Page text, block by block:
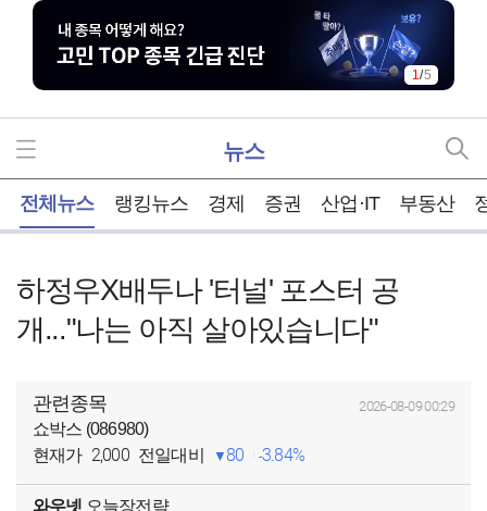
1/5
뉴스
전체뉴스 랭킹뉴스 경제 증권 산업·IT 부동산
하정우X배두나 '터널' 포스터 공
개..."나는 아직 살아있습니다"
관련종목 2026-08-09 00:29
쇼박스 (086980)
현재가 2,000 전일대비 80 3.84%
와우넷 오늘장전략